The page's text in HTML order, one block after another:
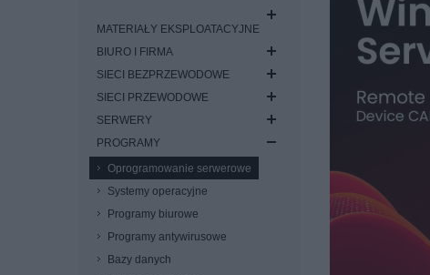
MATERIAŁY EKSPLOATACYJNE
BIURO I FIRMA
SIECI BEZPRZEWODOWE
SIECI PRZEWODOWE
SERWERY
PROGRAMY
Oprogramowanie serwerowe
Systemy operacyjne
Programy biurowe
Programy antywirusowe
Bazy danych